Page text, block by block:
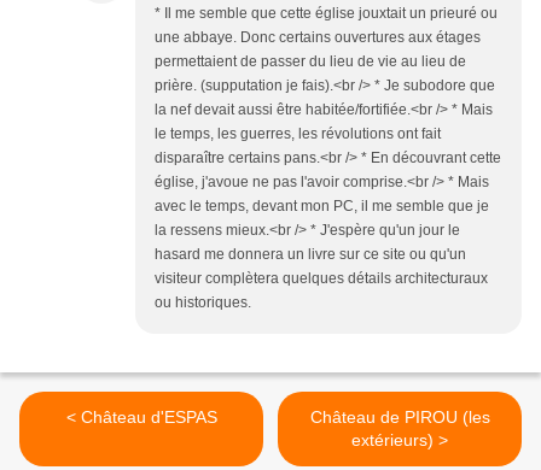
* Il me semble que cette église jouxtait un prieuré ou
une abbaye. Donc certains ouvertures aux étages
permettaient de passer du lieu de vie au lieu de
prière. (supputation je fais).<br /> * Je subodore que
la nef devait aussi être habitée/fortifiée.<br /> * Mais
le temps, les guerres, les révolutions ont fait
disparaître certains pans.<br /> * En découvrant cette
église, j'avoue ne pas l'avoir comprise.<br /> * Mais
avec le temps, devant mon PC, il me semble que je
la ressens mieux.<br /> * J'espère qu'un jour le
hasard me donnera un livre sur ce site ou qu'un
visiteur complètera quelques détails architecturaux
ou historiques.
< Château d'ESPAS
Château de PIROU (les
extérieurs) >